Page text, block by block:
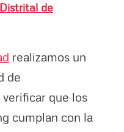
de
realizamos un
de
verificar que los
cumplan con la